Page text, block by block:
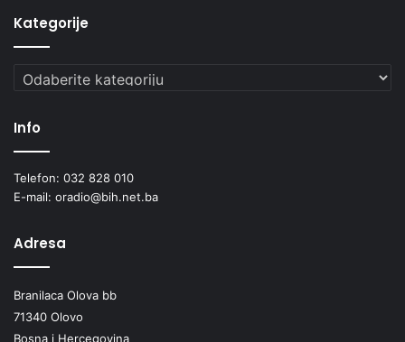
Kategorije
Kategorije
Info
Telefon: 032 828 010
E-mail: oradio@bih.net.ba
Adresa
Branilaca Olova bb
71340 Olovo
Bosna i Hercegovina